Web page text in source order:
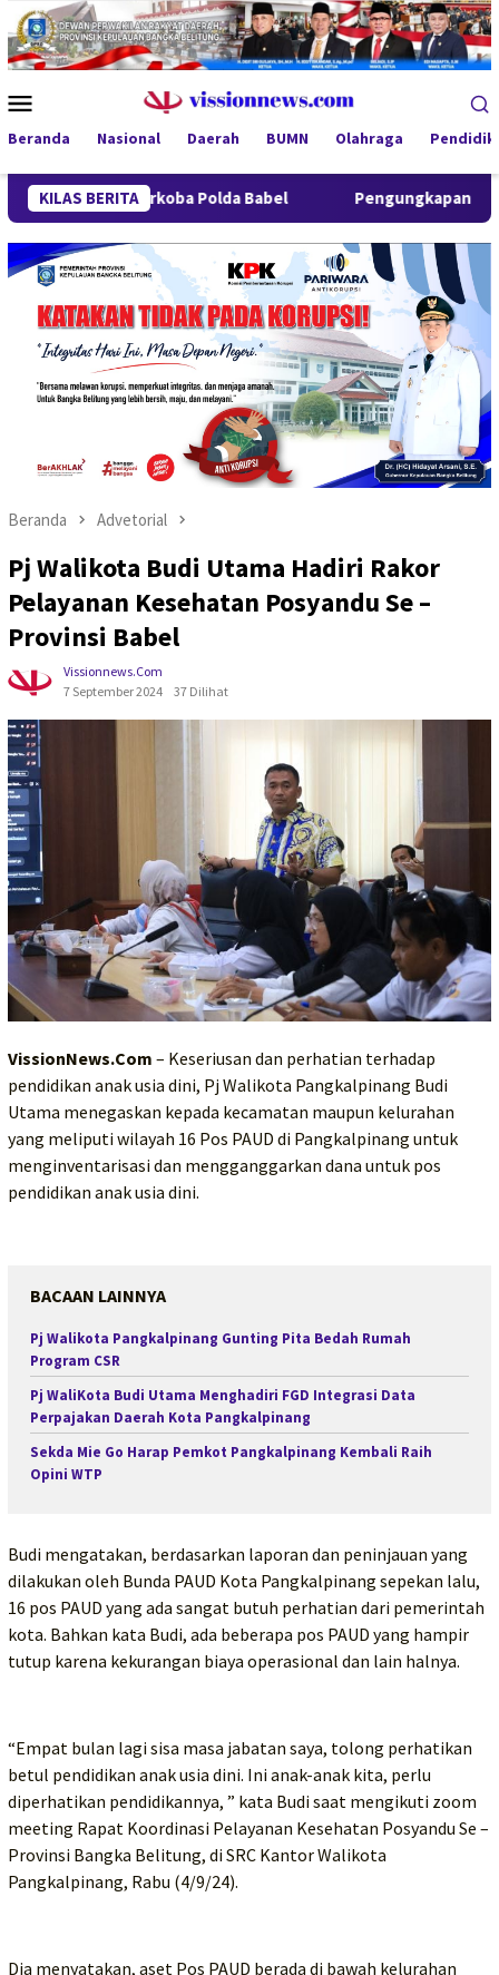
Loncat
ke
konten
Mobile
Beranda Nasional Daerah BUMN Olahraga
KILAS BERITA
Polda Babel Pengungkapan 52,5 Ton Pasir
Beranda Advetorial
Pj Walikota Budi Utama Hadiri Rakor
Pelayanan Kesehatan Posyandu Se –
Provinsi Babel
Vissionnews.com
7 September 2024
37 Dilihat
VissionNews.Com – Keseriusan dan perhatian terhadap
pendidikan anak usia dini, Pj Walikota Pangkalpinang Budi
Utama menegaskan kepada kecamatan maupun kelurahan
yang meliputi wilayah 16 Pos PAUD di Pangkalpinang untuk
menginventarisasi dan mengganggarkan dana untuk pos
pendidikan anak usia dini.
BACAAN LAINNYA
Pj Walikota Pangkalpinang Gunting Pita Bedah Rumah
Program CSR
Pj WaliKota Budi Utama Menghadiri FGD Integrasi Data
Perpajakan Daerah Kota Pangkalpinang
Sekda Mie Go Harap Pemkot Pangkalpinang Kembali Raih
Opini WTP
Budi mengatakan, berdasarkan laporan dan peninjauan yang
dilakukan oleh Bunda PAUD Kota Pangkalpinang sepekan lalu,
16 pos PAUD yang ada sangat butuh perhatian dari pemerintah
kota. Bahkan kata Budi, ada beberapa pos PAUD yang hampir
tutup karena kekurangan biaya operasional dan lain halnya.
“Empat bulan lagi sisa masa jabatan saya, tolong perhatikan
betul pendidikan anak usia dini. Ini anak-anak kita, perlu
diperhatikan pendidikannya, ” kata Budi saat mengikuti zoom
meeting Rapat Koordinasi Pelayanan Kesehatan Posyandu Se –
Provinsi Bangka Belitung, di SRC Kantor Walikota
Pangkalpinang, Rabu (4/9/24).
Dia menyatakan, aset Pos PAUD berada di bawah kelurahan